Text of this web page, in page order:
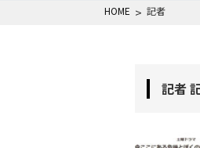
HOME > 記者
記者